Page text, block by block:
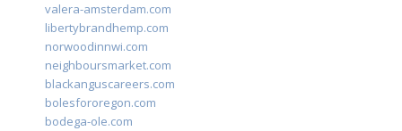
valera-amsterdam.com
libertybrandhemp.com
norwoodinnwi.com
neighboursmarket.com
blackanguscareers.com
bolesfororegon.com
bodega-ole.com